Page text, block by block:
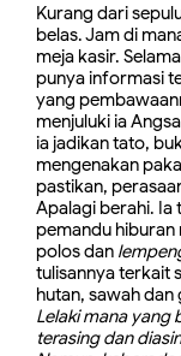
Kurang dari
belas. Jam di
meja kasir.
punya informasi
yang
menjuluki ia
ia jadikan tato,
mengenakan
pastikan,
Apalagi berahi. Ia
pemandu hiburan
polos dan
tulisannya terkait
hutan, sawah
Lelaki mana yang
terasing dan